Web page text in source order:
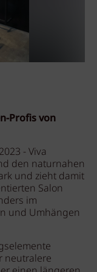
Profis von
- Viva
den naturnahen
und zieht damit
Salon
im
und Umhängen
neutralere